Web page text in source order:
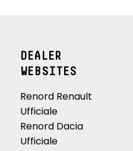
DEALER
WEBSITES
Renord Renault
Ufficiale
Renord Dacia
Ufficiale